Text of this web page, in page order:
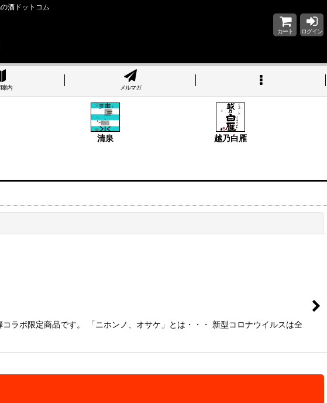
酒ドットコム
カート ログイン
案内 メルマガ
清泉 越乃白雁
ラボ限定商品です。 「ニホンノ、オサケ」とは・・・ 新型コロナウイルスは全